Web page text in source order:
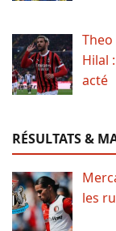
Hilal
acté
RÉSULTATS &
les